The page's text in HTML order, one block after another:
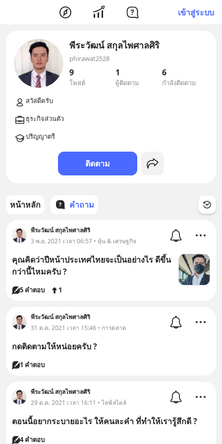
เข้าสู่ระบบ
พีระวัฒน์ สกุลไพศาลศิริ
phirawat2528
9
โพสต์
1
ผู้ติดตาม
6
กำลังติดตาม
ติดตาม
หน้าหลัก คำถาม
พีระวัฒน์ สกุลไพศาลศิริ
3 พ.ย. 2021 เวลา 06:57 • หุ้น & เศรษฐกิจ
คุณคิดว่าปีหน้าประเทศไทยจะเป็นอย่างไร ดีขึ้น
กว่านี้ไหมครับ ?
5 คำตอบ 1
พีระวัฒน์ สกุลไพศาลศิริ
31 ต.ค. 2021 เวลา 15:46 • การตลาด
กดติดตามให้หน่อยครับ ?
1 คำตอบ
พีระวัฒน์ สกุลไพศาลศิริ
29 ต.ค. 2021 เวลา 16:11 • ไลฟ์สไตล์
ตอนนี้อยากระบายอะไร ให้คนละคำ ที่ทำให้เรารู้สึกดี ?
4 คำตอบ